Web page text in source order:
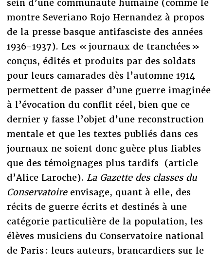
sein d’une communauté humaine (comme le
montre Severiano Rojo Hernandez à propos
de la presse basque antifasciste des années
1936-1937). Les « journaux de tranchées »
conçus, édités et produits par des soldats
pour leurs camarades dès l’automne 1914
permettent de passer d’une guerre imaginée
à l’évocation du conflit réel, bien que ce
dernier y fasse l’objet d’une reconstruction
mentale et que les textes publiés dans ces
journaux ne soient donc guère plus fiables
que des témoignages plus tardifs (article
d’Alice Laroche). La Gazette des classes du
Conservatoireenvisage, quant à elle, des
récits de guerre écrits et destinés à une
catégorie particulière de la population, les
élèves musiciens du Conservatoire national
de Paris : leurs auteurs, brancardiers sur le